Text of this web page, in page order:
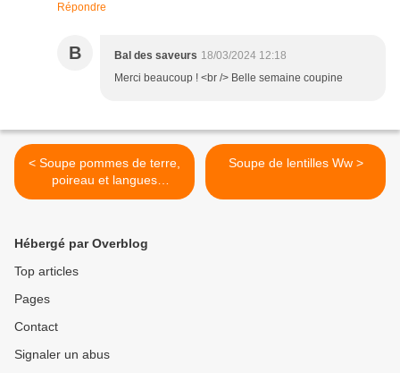
Répondre
B Bal des saveurs 18/03/2024 12:18
Merci beaucoup ! <br /> Belle semaine coupine
< Soupe pommes de terre,
poireau et langues
d'oiseaux
Soupe de lentilles Ww >
Hébergé par Overblog
Top articles
Pages
Contact
Signaler un abus